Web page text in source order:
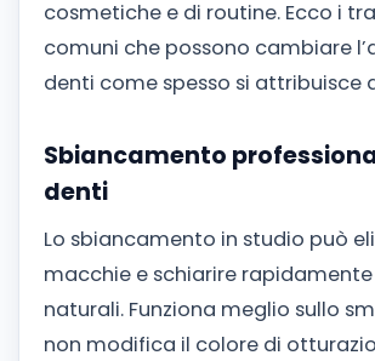
cosmetiche e di routine. Ecco i
comuni che possono cambiare
denti come spesso si attribuisce
Sbiancamento
denti
Lo sbiancamento in studio può
macchie e schiarire
naturali. Funziona meglio sullo
non modifica il colore di